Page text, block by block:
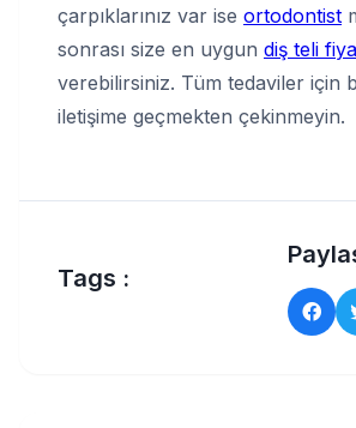
çarpıklarınız var ise ortodontist
sonrası size en uygun diş teli
verebilirsiniz. Tüm tedaviler için
iletişime geçmekten çekinmeyin.
Tags :